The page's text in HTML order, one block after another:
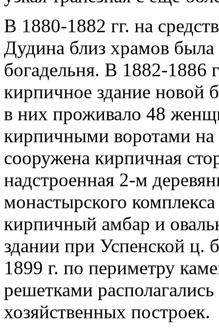
В 1880-1882 гг. на
Дудина близ храмов была
богадельня. В 1882-1886
кирпичное здание новой
в них проживало 48
кирпичными воротами
сооружена кирпичная
надстроенная 2-м
монастырского
кирпичный амбар и
здании при Успенской ц.
1899 г. по периметру
решетками
хозяйственных построек.